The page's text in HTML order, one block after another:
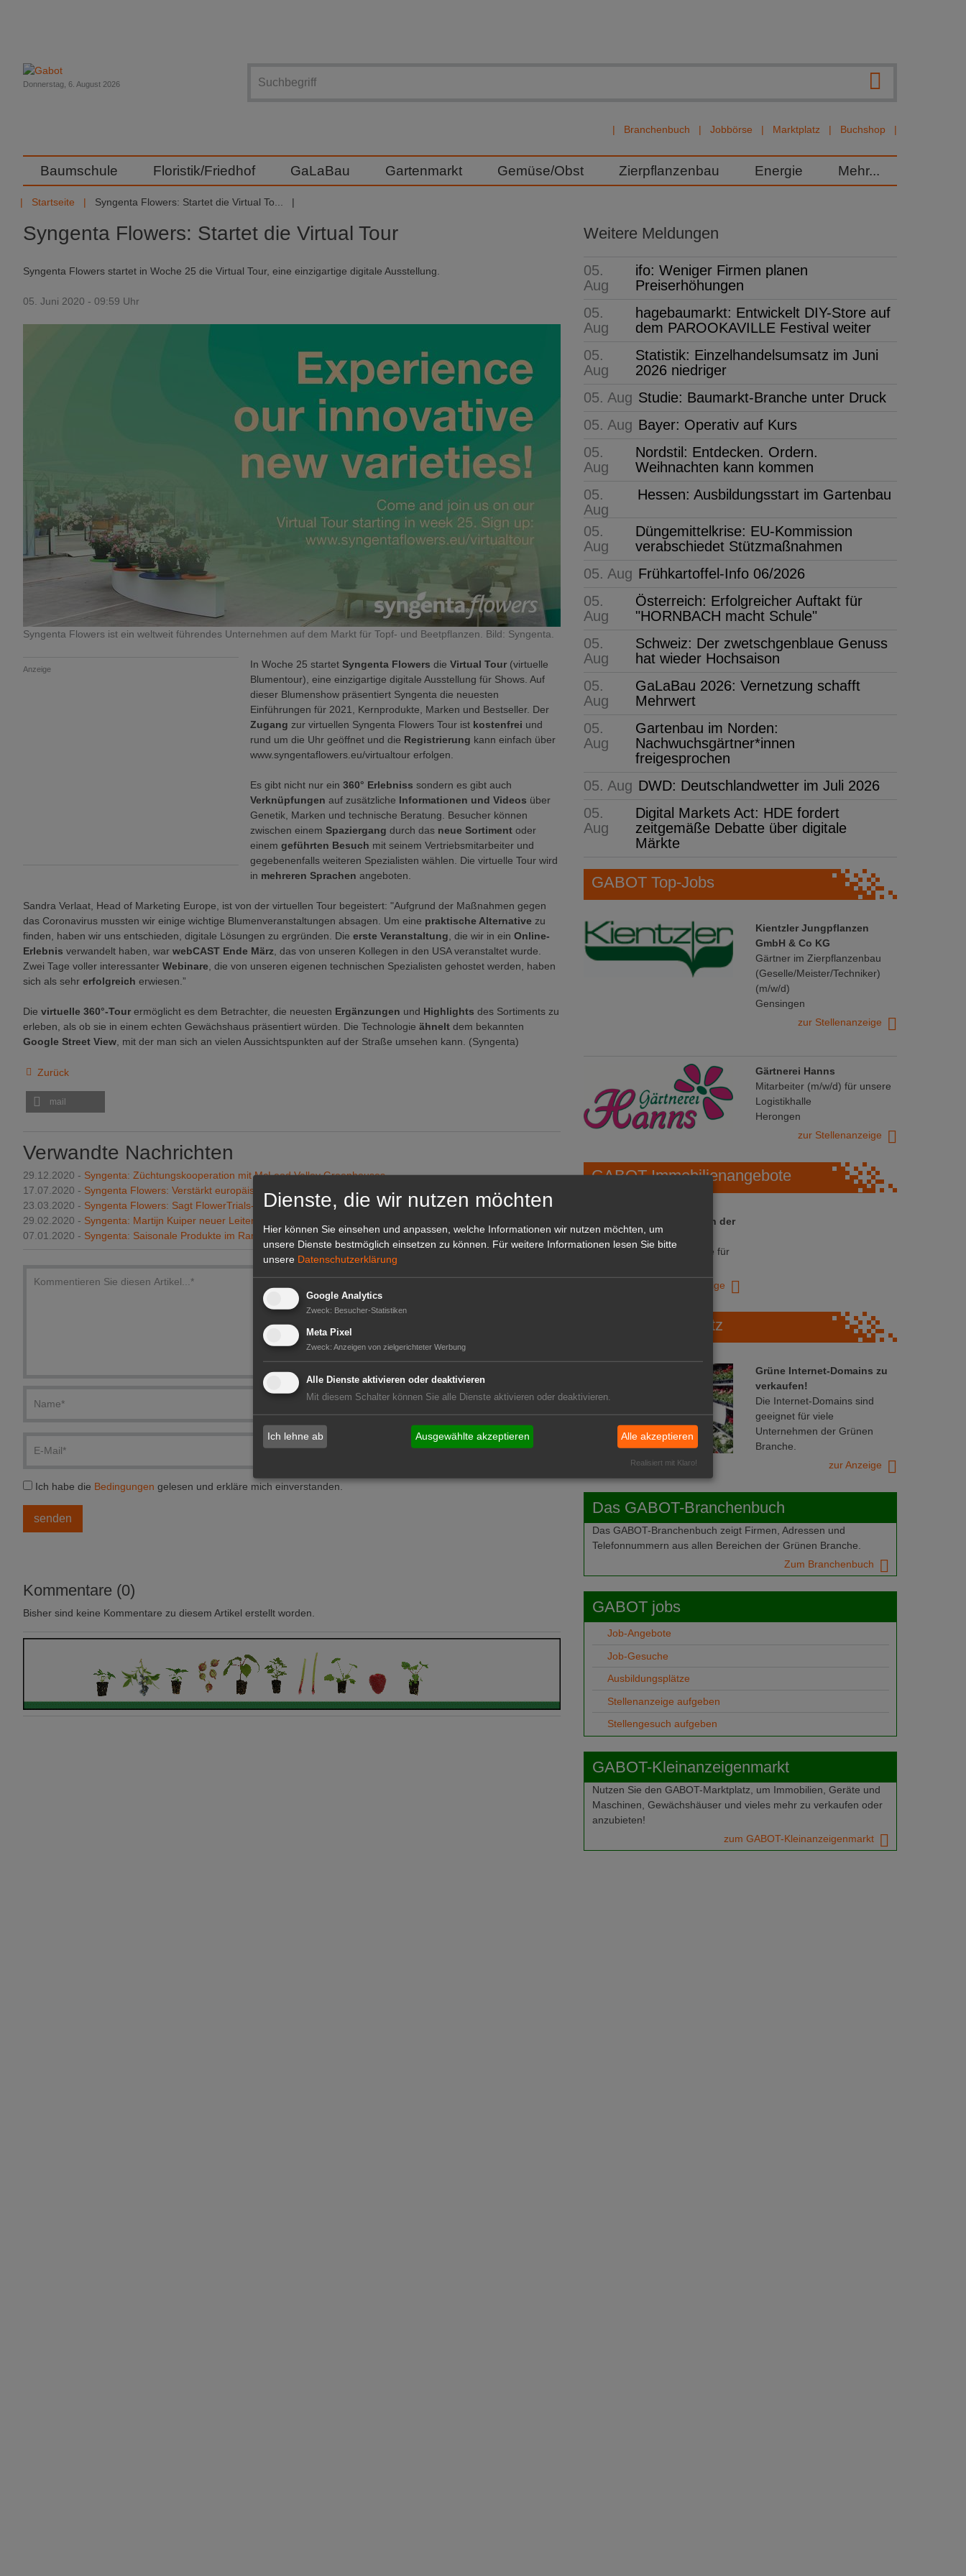
Branchenbuch Jobbörse Marktplatz Buchshop
Donnerstag, 6. August 2026
Baumschule Floristik/Friedhof GaLaBau Gartenmarkt Gemüse/Obst Zierpflanzenbau Energie Mehr...
Startseite Syngenta Flowers: Startet die Virtual To...
Syngenta Flowers: Startet die Virtual Tour
Syngenta Flowers startet in Woche 25 die Virtual Tour, eine einzigartige digitale Ausstellung.
05. Juni 2020 - 09:59 Uhr
Syngenta Flowers ist ein weltweit führendes Unternehmen auf dem Markt für Topf- und Beetpflanzen. Bild: Syngenta.
Anzeige In Woche 25 startet Syngenta Flowers die Virtual Tour (virtuelle
Blumentour), eine einzigartige digitale Ausstellung für Shows. Auf
dieser Blumenshow präsentiert Syngenta die neuesten
Einführungen für 2021, Kernprodukte, Marken und Bestseller. Der
Zugang zur virtuellen Syngenta Flowers Tour ist kostenfrei und
rund um die Uhr geöffnet und die Registrierung kann einfach über
www.syngentaflowers.eu/virtualtour erfolgen.
Es gibt nicht nur ein 360° Erlebniss sondern es gibt auch
Verknüpfungen auf zusätzliche Informationen und Videos über
Genetik, Marken und technische Beratung. Besucher können
zwischen einem Spaziergang durch das neue Sortiment oder
einem geführten Besuch mit seinem Vertriebsmitarbeiter und
gegebenenfalls weiteren Spezialisten wählen. Die virtuelle Tour wird
in mehreren Sprachen angeboten.
Sandra Verlaat, Head of Marketing Europe, ist von der virtuellen Tour begeistert: "Aufgrund der Maßnahmen gegen
das Coronavirus mussten wir einige wichtige Blumenveranstaltungen absagen. Um eine praktische Alternative zu
finden, haben wir uns entschieden, digitale Lösungen zu ergründen. Die erste Veranstaltung , die wir in ein Online-
Erlebnis verwandelt haben, war webCAST Ende März , das von unseren Kollegen in den USA veranstaltet wurde.
Zwei Tage voller interessanter Webinare , die von unseren eigenen technischen Spezialisten gehostet werden, haben
sich als sehr erfolgreich erwiesen.”
Die virtuelle 360°-Tour ermöglicht es dem Betrachter, die neuesten Ergänzungen und Highlights des Sortiments zu
erleben, als ob sie in einem echten Gewächshaus präsentiert würden. Die Technologie ähnelt dem bekannten
Google Street View , mit der man sich an vielen Aussichtspunkten auf der Straße umsehen kann. (Syngenta)
Zurück
mail
Verwandte Nachrichten
29.12.2020 - Syngenta: Züchtungskooperation mit McLeod Valley Greenhouses
17.07.2020 - Syngenta Flowers: Verstärkt europäisches Führungsteam
23.03.2020 - Syngenta Flowers: Sagt FlowerTrials-Teilnahme ab
29.02.2020 - Syngenta: Martijn Kuiper neuer Leiter des Produktmanagements Europa
07.01.2020 - Syngenta: Saisonale Produkte im Rampenlicht
Ich habe die Bedingungen gelesen und erkläre mich einverstanden.
Kommentare (0)
Bisher sind keine Kommentare zu diesem Artikel erstellt worden.
Weitere Meldungen
05.
Aug
ifo: Weniger Firmen planen
Preiserhöhungen
05.
Aug
hagebaumarkt: Entwickelt DIY-Store auf
dem PAROOKAVILLE Festival weiter
05.
Aug
Statistik: Einzelhandelsumsatz im Juni
2026 niedriger
05. Aug Studie: Baumarkt-Branche unter Druck
05. Aug Bayer: Operativ auf Kurs
05.
Aug
Nordstil: Entdecken. Ordern.
Weihnachten kann kommen
05.
Aug
Hessen: Ausbildungsstart im Gartenbau
05.
Aug
Düngemittelkrise: EU-Kommission
verabschiedet Stützmaßnahmen
05. Aug Frühkartoffel-Info 06/2026
05.
Aug
Österreich: Erfolgreicher Auftakt für
"HORNBACH macht Schule"
05.
Aug
Schweiz: Der zwetschgenblaue Genuss
hat wieder Hochsaison
05.
Aug
GaLaBau 2026: Vernetzung schafft
Mehrwert
05.
Aug
Gartenbau im Norden:
Nachwuchsgärtner*innen
freigesprochen
05. Aug DWD: Deutschlandwetter im Juli 2026
05.
Aug
Digital Markets Act: HDE fordert
zeitgemäße Debatte über digitale
Märkte
GABOT Top-Jobs
Kientzler Jungpflanzen
GmbH & Co KG
Gärtner im Zierpflanzenbau
(Geselle/Meister/Techniker)
(m/w/d)
Gensingen
zur Stellenanzeige
Gärtnerei Hanns
Mitarbeiter (m/w/d) für unsere
Logistikhalle
Herongen
zur Stellenanzeige
GABOT Immobilienangebote
1A-Lage, ihre Chance in der
grünen Branche
Repräsentative Immobilie für
zur Anzeige
GABOT Marktplatz
Grüne Internet-Domains zu
verkaufen!
Die Internet-Domains sind
geeignet für viele
Unternehmen der Grünen
Branche.
zur Anzeige
Das GABOT-Branchenbuch
Das GABOT-Branchenbuch zeigt Firmen, Adressen und
Telefonnummern aus allen Bereichen der Grünen Branche.
Zum Branchenbuch
GABOT jobs
Job-Angebote
Job-Gesuche
Ausbildungsplätze
Stellenanzeige aufgeben
Stellengesuch aufgeben
GABOT-Kleinanzeigenmarkt
Nutzen Sie den GABOT-Marktplatz, um Immobilien, Geräte und
Maschinen, Gewächshäuser und vieles mehr zu verkaufen oder
anzubieten!
zum GABOT-Kleinanzeigenmarkt
Dienste, die wir nutzen möchten
Hier können Sie einsehen und anpassen, welche Informationen wir nutzen möchten, um
unsere Dienste bestmöglich einsetzen zu können.
Für weitere Informationen lesen Sie bitte
unsere Datenschutzerklärung
Google Analytics
Zweck: Besucher-Statistiken
Meta Pixel
Zweck: Anzeigen von zielgerichteter Werbung
Alle Dienste aktivieren oder deaktivieren
Mit diesem Schalter können Sie alle Dienste aktivieren oder deaktivieren.
Ich lehne ab Ausgewählte akzeptieren Alle akzeptieren
Realisiert mit Klaro!